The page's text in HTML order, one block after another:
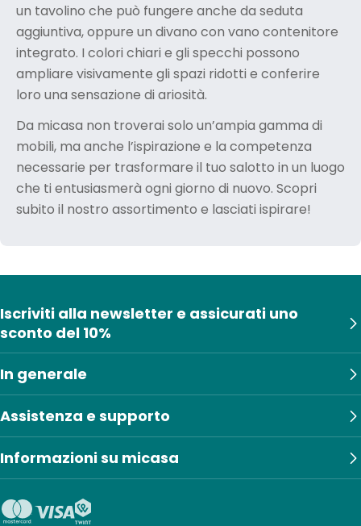
un tavolino che può fungere anche da seduta
aggiuntiva, oppure un divano con vano contenitore
integrato. I colori chiari e gli specchi possono
ampliare visivamente gli spazi ridotti e conferire
loro una sensazione di ariosità.
Da micasa non troverai solo un’ampia gamma di
mobili, ma anche l’ispirazione e la competenza
necessarie per trasformare il tuo salotto in un luogo
che ti entusiasmerà ogni giorno di nuovo. Scopri
subito il nostro assortimento e lasciati ispirare!
In generale
Assistenza e supporto
Informazioni su micasa
Iscriviti alla newsletter e assicurati uno
sconto del 10%